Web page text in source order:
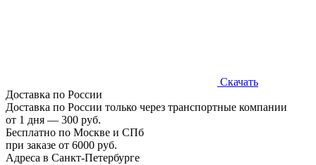
Скачать
Доставка по России
Доставка по России только через транспортные компании
от 1 дня — 300 руб.
Бесплатно по Москве и СПб
при заказе от 6000 руб.
Адреса в Санкт-Петербурге